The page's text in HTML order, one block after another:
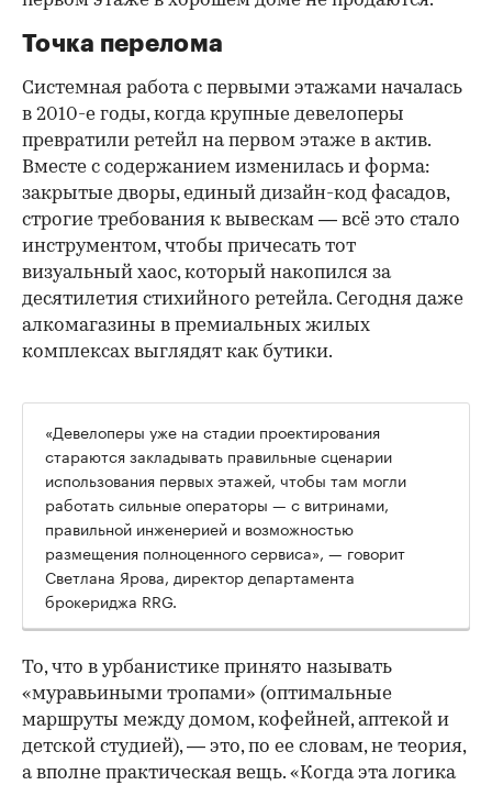
Точка перелома
Системная работа с первыми этажами началась
в 2010-е годы, когда крупные девелоперы
превратили ретейл на первом этаже в актив.
Вместе с содержанием изменилась и форма:
закрытые дворы, единый дизайн-код фасадов,
строгие требования к вывескам — всё это стало
инструментом, чтобы причесать тот
визуальный хаос, который накопился за
десятилетия стихийного ретейла. Сегодня даже
алкомагазины в премиальных жилых
комплексах выглядят как бутики.
00:00
«Девелоперы уже на стадии проектирования
стараются закладывать правильные сценарии
использования первых этажей, чтобы там могли
работать сильные операторы — с витринами,
правильной инженерией и возможностью
размещения полноценного сервиса», — говорит
Светлана Ярова, директор департамента
брокериджа RRG.
То, что в урбанистике принято называть
«муравьиными тропами» (оптимальные
маршруты между домом, кофейней, аптекой и
детской студией), — это, по ее словам, не теория,
а вполне практическая вещь. «Когда эта логика